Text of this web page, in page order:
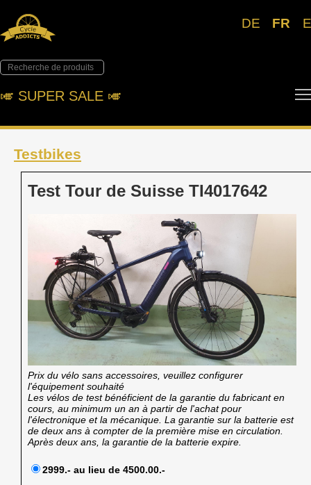
DE FR
🎺︎ SUPER SALE 🎺︎
Testbikes
Test Tour de Suisse TI4017642
Prix du vélo sans accessoires, veuillez configurer
l'équipement souhaité
Les vélos de test bénéficient de la garantie du fabricant en
cours, au minimum un an à partir de l'achat pour
l'électronique et la mécanique. La garantie sur la batterie est
de deux ans à compter de la première mise en circulation.
Après deux ans, la garantie de la batterie expire.
2999.- au lieu de 4500.00.-